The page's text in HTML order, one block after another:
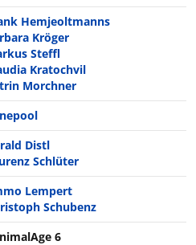
Hemjeoltmanns
Kröger
Steffl
Kratochvil
Morchner
Distl
Schlüter
Lempert
Schubenz
6